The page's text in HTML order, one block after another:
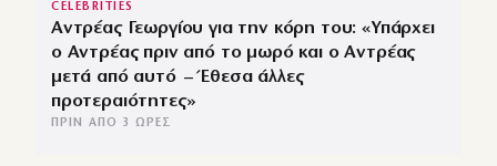
CELEBRITIES
Αντρέας Γεωργίου για την κόρη του: «Υπάρχει
ο Αντρέας πριν από το μωρό και ο Αντρέας
μετά από αυτό – Έθεσα άλλες
προτεραιότητες»
ΠΡΙΝ ΑΠΌ 3 ΏΡΕΣ